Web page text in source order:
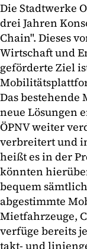
Die Stadtwerke
drei Jahren
Chain". Dieses
Wirtschaft und
geförderte Ziel
Das bestehende
neue Lösungen
ÖPNV weiter
verbreitert und
heißt es in der
könnten
bequem
abgestimmte
Mietfahrzeuge,
verfüge bereits
takt- und